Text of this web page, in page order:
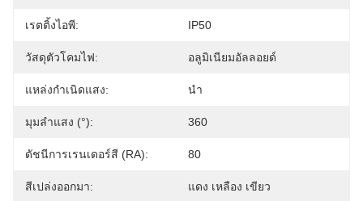
เรตติ้งไอพี: IP50
วัสดุตัวโคมไฟ: อลูมิเนียมอัลลอยด์
แหล่งกำเนิดแสง: นำ
มุมลำแสง (°): 360
ดัชนีการเรนเดอร์สี (RA): 80
สีเปล่งออกมา: แดง เหลือง เขียว